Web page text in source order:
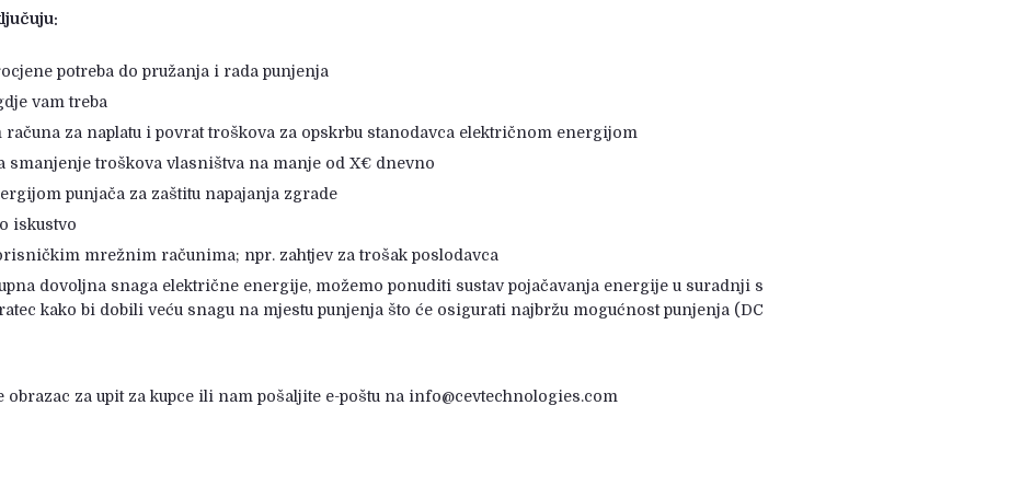
potreba do pružanja i rada punjenja
vam treba
za naplatu i povrat troškova za opskrbu stanodavca električnom energijom
troškova vlasništva na manje od X€ dnevno
punjača za zaštitu napajanja zgrade
iskustvo
mrežnim računima; npr. zahtjev za trošak poslodavca
dovoljna snaga električne energije, možemo ponuditi sustav pojačavanja energije u suradnji s
kako bi dobili veću snagu na mjestu punjenja što će osigurati najbržu mogućnost punjenja (DC
za upit za kupce ili nam pošaljite e-poštu na info@cevtechnologies.com